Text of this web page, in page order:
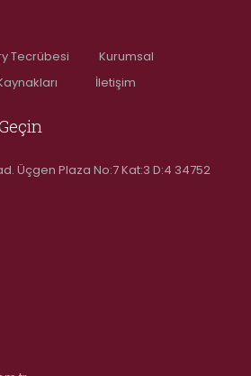
Tecrübesi
Kurumsal
İletişim
Üçgen Plaza No:7 Kat:3 D:4 34752